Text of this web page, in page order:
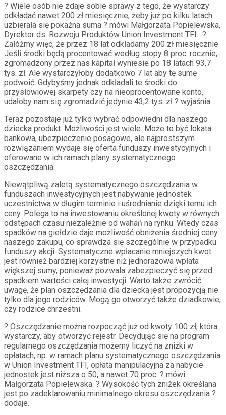
? Wiele osób nie zdaje sobie sprawy z tego, że wystarczy
odkładać nawet 200 zł miesięcznie, żeby już po kilku latach
uzbierała się pokaźna suma ? mówi Małgorzata Popielewska,
Dyrektor ds. Rozwoju Produktów Union Investment TFI. ?
Załóżmy więc, że przez 18 lat odkładamy 200 zł miesięcznie.
Jeśli środki będą procentować według stopy 8 proc. rocznie,
zgromadzony przez nas kapitał wyniesie po 18 latach 93,7
tys. zł. Ale wystarczyłoby dodatkowo 7 lat aby tę sumę
podwoić. Gdybyśmy jednak odkładali te środki do
przysłowiowej skarpety czy na nieoprocentowane konto,
udałoby nam się zgromadzić jedynie 43,2 tys. zł ? wyjaśnia.
Teraz pozostaje już tylko wybrać odpowiedni dla naszego
dziecka produkt. Możliwości jest wiele. Może to być lokata
bankowa, ubezpieczenie posagowe, ale najprostszym
rozwiązaniem wydaje się oferta funduszy inwestycyjnych i
oferowane w ich ramach plany systematycznego
oszczędzania.
Niewątpliwą zaletą systematycznego oszczędzania w
funduszach inwestycyjnych jest nabywanie jednostek
uczestnictwa w długim terminie i uśrednianie dzięki temu ich
ceny. Polega to na inwestowaniu określonej kwoty w równych
odstępach czasu niezależnie od wahań na rynku. Wtedy czas
spadków na giełdzie daje możliwość obniżenia średniej ceny
naszego zakupu, co sprawdza się szczególnie w przypadku
funduszy akcji. Systematyczne wpłacanie mniejszych kwot
jest również bardziej korzystne niż jednorazowa wpłata
większej sumy, ponieważ pozwala zabezpieczyć się przed
spadkiem wartości całej inwestycji. Warto także zwrócić
uwagę, że plan oszczędzania dla dziecka jest propozycją nie
tylko dla jego rodziców. Mogą go otworzyć także dziadkowie,
czy rodzice chrzestni.
? Oszczędzanie można rozpocząć już od kwoty 100 zł, która
wystarczy, aby otworzyć rejestr. Decydując się na program
regularnego oszczędzania możemy liczyć na zniżki w
opłatach, np. w ramach planu systematycznego oszczędzania
w Union Investment TFI, opłata manipulacyjna za nabycie
jednostek jest niższa o 50, a nawet 70 proc. ? mówi
Małgorzata Popielewska. ? Wysokość tych zniżek określana
jest po zadeklarowaniu minimalnego okresu oszczędzania ?
dodaje.